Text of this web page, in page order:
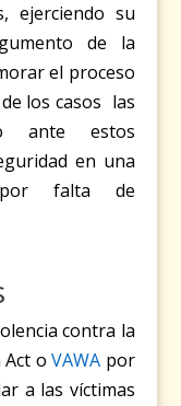
ejerciendo su
de la
el proceso
los casos las
ante estos
en una
por falta de
contra la
Act o VAWA por
a las víctimas